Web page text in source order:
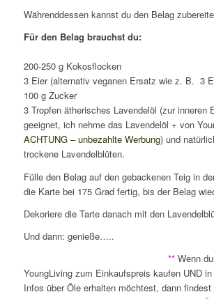
Währenddessen kannst du den Belag
Für den Belag brauchst du:
200-250 g Kokosflocken
3 Eier (alternativ veganen Ersatz wie z. B. 3
100 g Zucker
3 Tropfen ätherisches Lavendelöl (zur inneren
geeignet, ich nehme das Lavendelöl + von
ACHTUNG – unbezahlte Werbung) und
trockene Lavendelblüten.
Fülle den Belag auf den gebackenen Teig in
die Karte bei 175 Grad fertig, bis der Belag
Dekoriere die Tarte danach mit den
Und dann: genieße…..
**Wenn
YoungLiving zum Einkaufspreis kaufen UND
Infos über Öle erhalten möchtest, dann findest